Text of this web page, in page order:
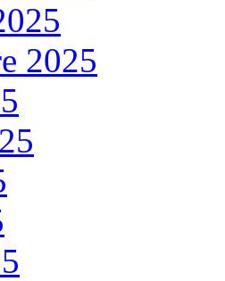
2025